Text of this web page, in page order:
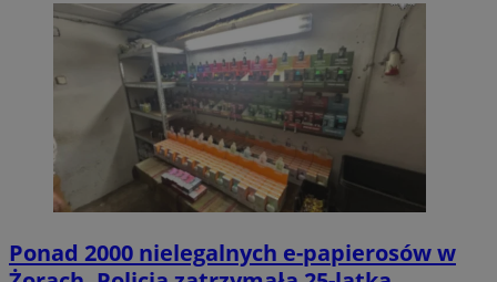
Ponad 2000 nielegalnych e-papierosów w